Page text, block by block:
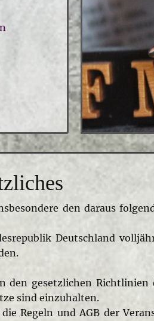
den daraus
Deutschland
den gesetzlichen Richtlinien
sind einzuhalten.
Regeln und AGB der